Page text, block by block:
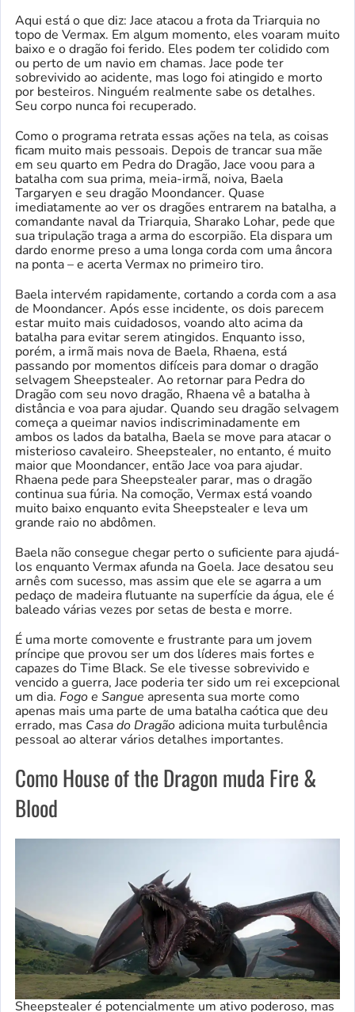
Aqui está o que diz: Jace atacou a frota da Triarquia no
topo de Vermax. Em algum momento, eles voaram muito
baixo e o dragão foi ferido. Eles podem ter colidido com
ou perto de um navio em chamas. Jace pode ter
sobrevivido ao acidente, mas logo foi atingido e morto
por besteiros. Ninguém realmente sabe os detalhes.
Seu corpo nunca foi recuperado.
Como o programa retrata essas ações na tela, as coisas
ficam muito mais pessoais. Depois de trancar sua mãe
em seu quarto em Pedra do Dragão, Jace voou para a
batalha com sua prima, meia-irmã, noiva, Baela
Targaryen e seu dragão Moondancer. Quase
imediatamente ao ver os dragões entrarem na batalha, a
comandante naval da Triarquia, Sharako Lohar, pede que
sua tripulação traga a arma do escorpião. Ela dispara um
dardo enorme preso a uma longa corda com uma âncora
na ponta – e acerta Vermax no primeiro tiro.
Baela intervém rapidamente, cortando a corda com a asa
de Moondancer. Após esse incidente, os dois parecem
estar muito mais cuidadosos, voando alto acima da
batalha para evitar serem atingidos. Enquanto isso,
porém, a irmã mais nova de Baela, Rhaena, está
passando por momentos difíceis para domar o dragão
selvagem Sheepstealer. Ao retornar para Pedra do
Dragão com seu novo dragão, Rhaena vê a batalha à
distância e voa para ajudar. Quando seu dragão selvagem
começa a queimar navios indiscriminadamente em
ambos os lados da batalha, Baela se move para atacar o
misterioso cavaleiro. Sheepstealer, no entanto, é muito
maior que Moondancer, então Jace voa para ajudar.
Rhaena pede para Sheepstealer parar, mas o dragão
continua sua fúria. Na comoção, Vermax está voando
muito baixo enquanto evita Sheepstealer e leva um
grande raio no abdômen.
Baela não consegue chegar perto o suficiente para ajudá-
los enquanto Vermax afunda na Goela. Jace desatou seu
arnês com sucesso, mas assim que ele se agarra a um
pedaço de madeira flutuante na superfície da água, ele é
baleado várias vezes por setas de besta e morre.
É uma morte comovente e frustrante para um jovem
príncipe que provou ser um dos líderes mais fortes e
capazes do Time Black. Se ele tivesse sobrevivido e
vencido a guerra, Jace poderia ter sido um rei excepcional
um dia. Fogo e Sangue apresenta sua morte como
apenas mais uma parte de uma batalha caótica que deu
errado, mas Casa do Dragão adiciona muita turbulência
pessoal ao alterar vários detalhes importantes.
Como House of the Dragon muda Fire &
Blood
Sheepstealer é potencialmente um ativo poderoso, mas